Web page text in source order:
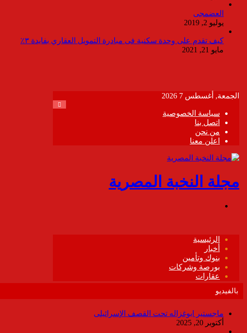
العضمجى
يوليو 2, 2019
كيف تقدم على وحدة سكنية فى مبادرة التمويل العقاري بفايدة ٣٪
مايو 21, 2021
بالفيديو
ماجستير ابوغزاله تحت القصف الإسرائيلى
أكتوبر 20, 2025